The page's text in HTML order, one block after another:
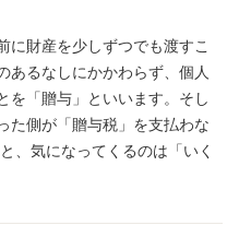
に財産を少しずつでも渡すこ
あるなしにかかわらず、個人
を「贈与」といいます。そし
た側が「贈与税」を支払わな
、気になってくるのは「いく